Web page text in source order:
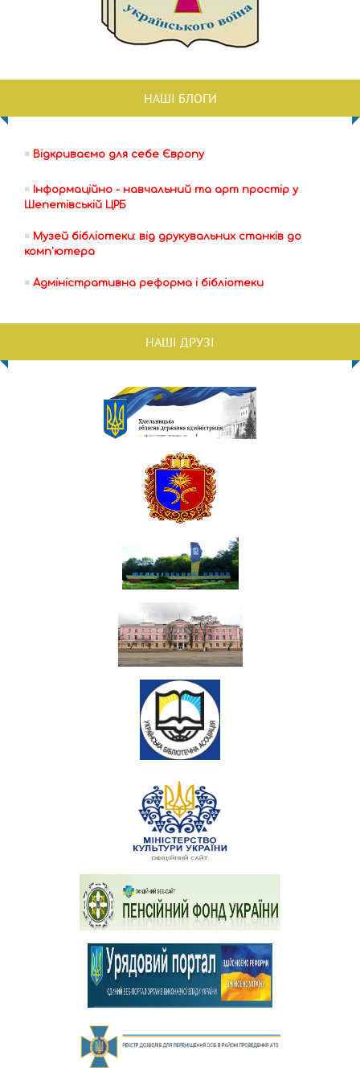
НАШІ БЛОГИ
Відкриваємо для себе Європу
Інформаційно - навчальний та арт простір у
Шепетівській ЦРБ
Музей бібліотеки: від друкувальних станків до
комп'ютера
Адміністративна реформа і бібліотеки
НАШІ ДРУЗІ